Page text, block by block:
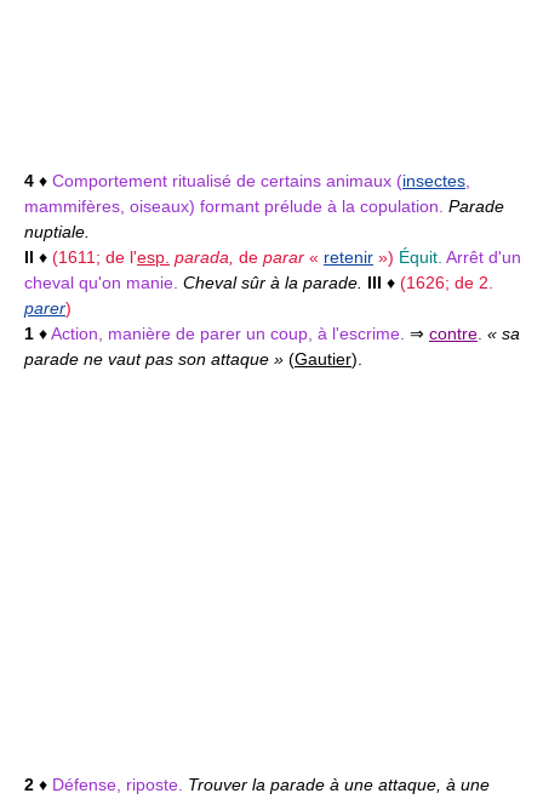
4 ♦ Comportement ritualisé de certains animaux (insectes
mammifères, oiseaux) formant prélude à la copulation. Parade
nuptiale.
II ♦ (1611; de l'esp. parada, de parar « retenir ») Équit. Arrêt d'un
cheval qu'on manie. Cheval sûr à la parade. III ♦ (1626; de 2.
parer)
1 ♦Action, manière de parer un coup, à l'escrime. ⇒ contre « sa
parade ne vaut pas son attaque » (Gautier).
2 ♦ Défense, riposte. Trouver la parade à une attaque, à une